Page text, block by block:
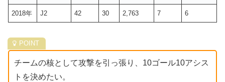
2018年 J2 42 30 2,763 7 6
チームの核として攻撃を引っ張り、10ゴール10アシス
トを決めたい。